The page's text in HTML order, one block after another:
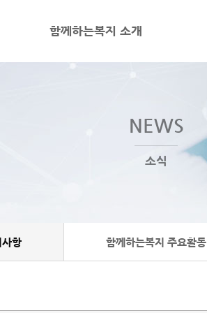
함께하는복지 소개
NEWS
소식
항 함께하는복지 주요활동